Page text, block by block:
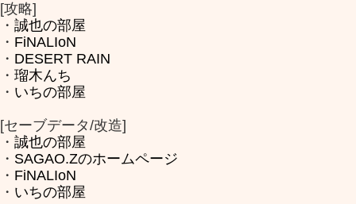
[攻略]
・ 誠也の部屋
・ FiNALIoN
・ DESERT RAIN
・ 瑠木んち
・ いちの部屋
[セーブデータ/改造]
・ 誠也の部屋
・ SAGAO.Zのホームページ
・ FiNALIoN
・ いちの部屋